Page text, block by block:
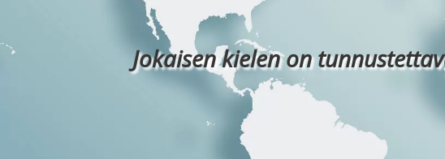
Jokaisen kielen on